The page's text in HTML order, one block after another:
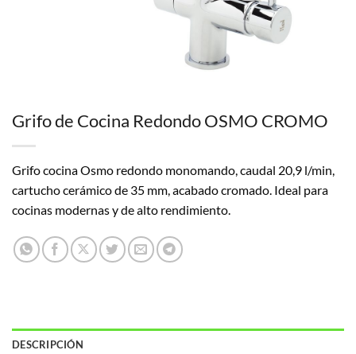
Grifo de Cocina Redondo OSMO CROMO
Grifo cocina Osmo redondo monomando, caudal 20,9 l/min,
cartucho cerámico de 35 mm, acabado cromado. Ideal para
cocinas modernas y de alto rendimiento.
DESCRIPCIÓN